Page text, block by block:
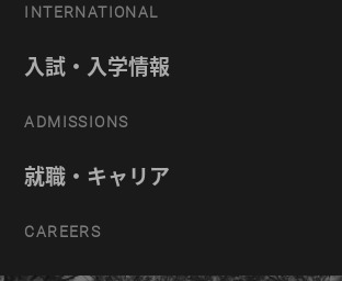
INTERNATIONAL
入試・入学情報
ADMISSIONS
就職・キャリア
CAREERS